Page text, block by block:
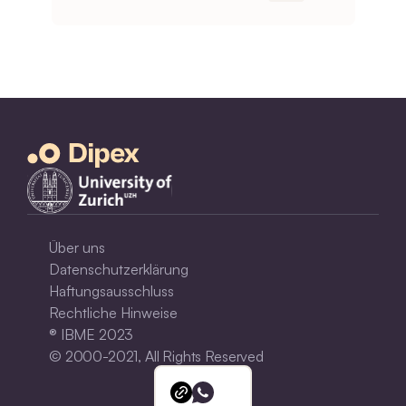
Über uns
Datenschutzerklärung
Haftungsausschluss
Rechtliche Hinweise
® IBME 2023
© 2000-2021, All Rights Reserved